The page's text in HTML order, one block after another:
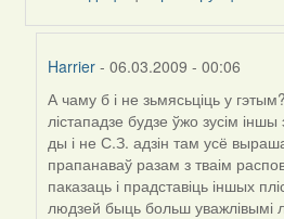
Harrier - 06.03.2009 - 00:06
In
reply
to
by
biot
А чаму б і не зьмясьціць у
лістападзе будзе ўжо зусім
ды і не С.З. адзін там усё
прапанаваў разам з тваім
паказаць і прадставіць іншых
людзей быць больш уважлівымі